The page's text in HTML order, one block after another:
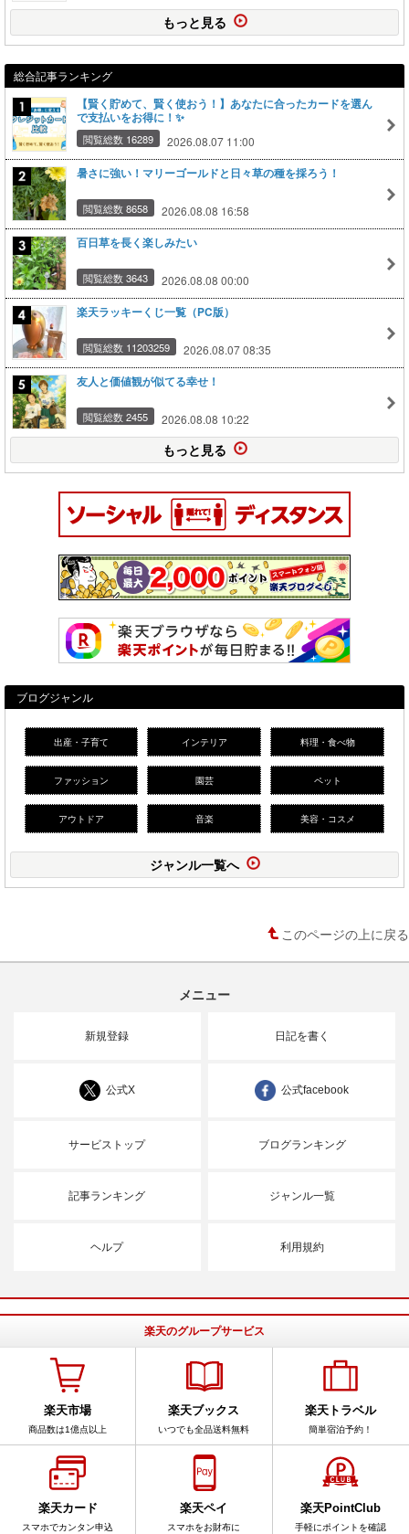
もっと見る
総合記事ランキング
【賢く貯めて、賢く使おう！】あなたに合ったカードを選ん
で支払いをお得に！✨
閲覧総数 16289 2026.08.07 11:00
暑さに強い！マリーゴールドと日々草の種を採ろう！
閲覧総数 8658 2026.08.08 16:58
百日草を長く楽しみたい
閲覧総数 3643 2026.08.08 00:00
楽天ラッキーくじ一覧（PC版）
閲覧総数 11203259 2026.08.07 08:35
友人と価値観が似てる幸せ！
閲覧総数 2455 2026.08.08 10:22
もっと見る
ブログジャンル
出産・子育て インテリア 料理・食べ物
ファッション 園芸 ペット
アウトドア 音楽 美容・コスメ
ジャンル一覧へ
このページの上に戻る
メニュー
新規登録 日記を書く
公式X 公式facebook
サービストップ ブログランキング
記事ランキング ジャンル一覧
ヘルプ 利用規約
楽天のグループサービス
楽天市場
商品数は1億点以上
楽天ブックス
いつでも全品送料無料
楽天トラベル
簡単宿泊予約！
楽天カード
スマホでカンタン申込
楽天ペイ
スマホをお財布に
楽天PointClub
手軽にポイントを確認